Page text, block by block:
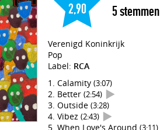
2,90 5stemmen
Verenigd Koninkrijk
Pop
Label: RCA
Calamity (3:07)
Better (2:54)
Outside (3:28)
Vibez (2:43)
When Love's Around (3:11)